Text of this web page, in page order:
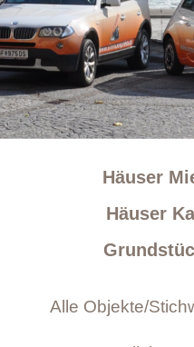
Häuser
Häuser